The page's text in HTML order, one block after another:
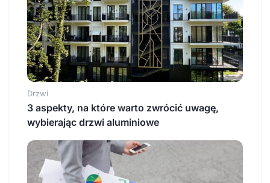
Drzwi
3 aspekty, na które warto zwrócić uwagę,
wybierając drzwi aluminiowe